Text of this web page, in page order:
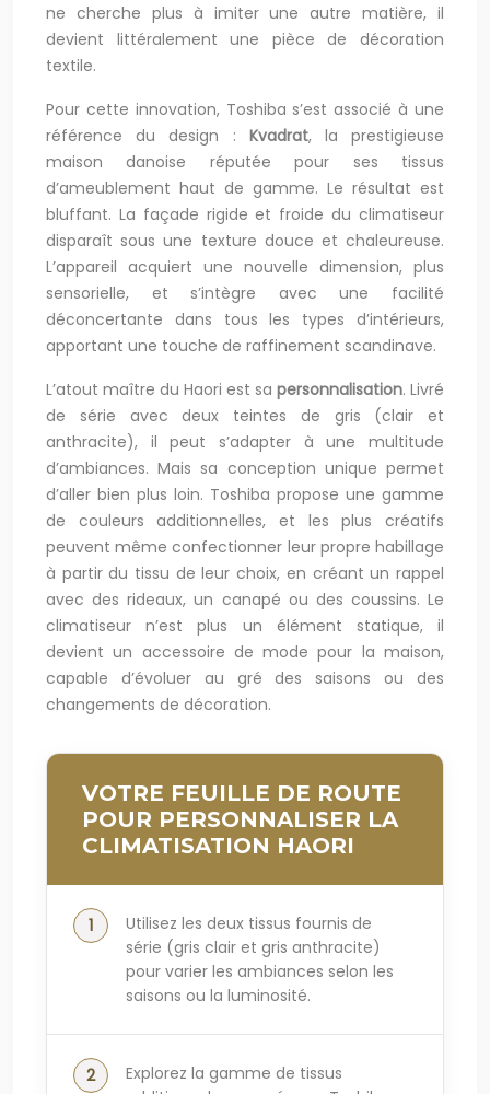
ne cherche plus à imiter une autre matière, il
devient littéralement une pièce de décoration
textile.
Pour cette innovation, Toshiba s’est associé à une
référence du design : Kvadrat, la prestigieuse
maison danoise réputée pour ses tissus
d’ameublement haut de gamme. Le résultat est
bluffant. La façade rigide et froide du climatiseur
disparaît sous une texture douce et chaleureuse.
L’appareil acquiert une nouvelle dimension, plus
sensorielle, et s’intègre avec une facilité
déconcertante dans tous les types d’intérieurs,
apportant une touche de raffinement scandinave.
L’atout maître du Haori est sa personnalisation. Livré
de série avec deux teintes de gris (clair et
anthracite), il peut s’adapter à une multitude
d’ambiances. Mais sa conception unique permet
d’aller bien plus loin. Toshiba propose une gamme
de couleurs additionnelles, et les plus créatifs
peuvent même confectionner leur propre habillage
à partir du tissu de leur choix, en créant un rappel
avec des rideaux, un canapé ou des coussins. Le
climatiseur n’est plus un élément statique, il
devient un accessoire de mode pour la maison,
capable d’évoluer au gré des saisons ou des
changements de décoration.
VOTRE FEUILLE DE ROUTE
POUR PERSONNALISER LA
CLIMATISATION HAORI
Utilisez les deux tissus fournis de
série (gris clair et gris anthracite)
pour varier les ambiances selon les
saisons ou la luminosité.
Explorez la gamme de tissus